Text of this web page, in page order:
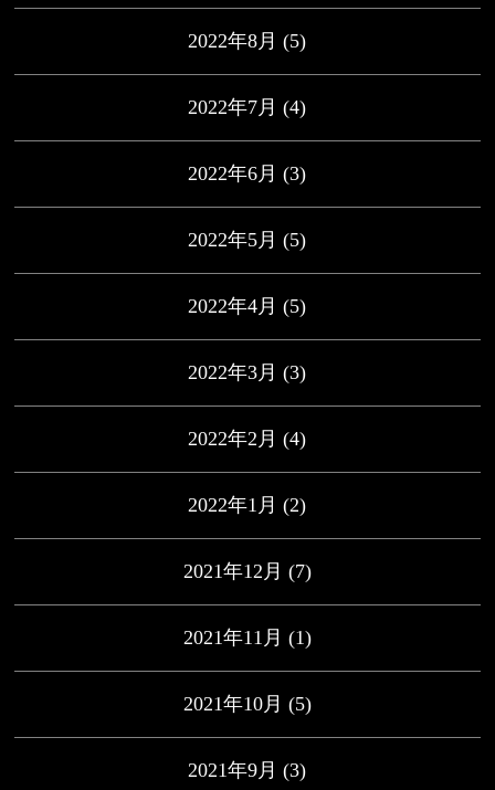
2022年8月 (5)
2022年7月 (4)
2022年6月 (3)
2022年5月 (5)
2022年4月 (5)
2022年3月 (3)
2022年2月 (4)
2022年1月 (2)
2021年12月 (7)
2021年11月 (1)
2021年10月 (5)
2021年9月 (3)